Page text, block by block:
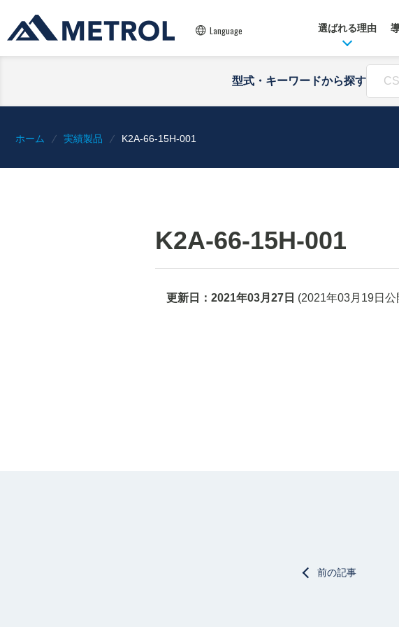
Language 選ばれる理由
型式・キーワードから探す
ホーム 実績製品 K2A-66-15H-001
K2A-66-15H-001
更新日： 2021年03月27日 (2021年03月19日 公
前の記事